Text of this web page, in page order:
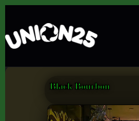
Black Bourbon